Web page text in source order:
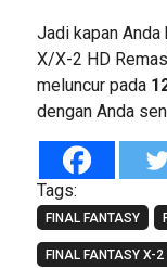
Jadi kapan
X/X-2 HD
meluncur pada
dengan Anda
Tags:
FINAL FANTASY
FINAL FANTASY X-